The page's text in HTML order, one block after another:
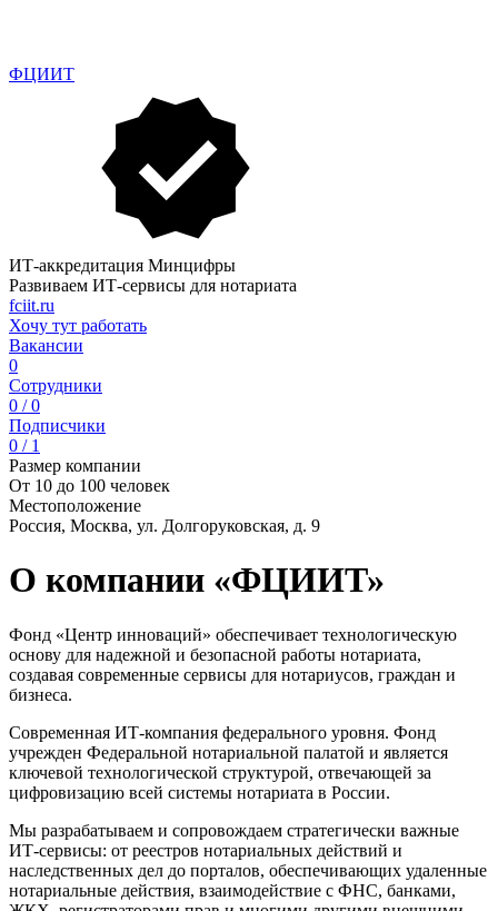
ФЦИИТ
ИТ-аккредитация Минцифры
Развиваем ИТ-сервисы для нотариата
fciit.ru
Хочу тут работать
Вакансии
0
Сотрудники
0 / 0
Подписчики
0 / 1
Размер компании
От 10 до 100 человек
Местоположение
Россия, Москва, ул. Долгоруковская, д. 9
О компании «ФЦИИТ»
Фонд «Центр инноваций» обеспечивает технологическую
основу для надежной и безопасной работы нотариата,
создавая современные сервисы для нотариусов, граждан и
бизнеса.
Современная ИТ-компания федерального уровня. Фонд
учрежден Федеральной нотариальной палатой и является
ключевой технологической структурой, отвечающей за
цифровизацию всей системы нотариата в России.
Мы разрабатываем и сопровождаем стратегически важные
ИТ-сервисы: от реестров нотариальных действий и
наследственных дел до порталов, обеспечивающих удаленные
нотариальные действия, взаимодействие с ФНС, банками,